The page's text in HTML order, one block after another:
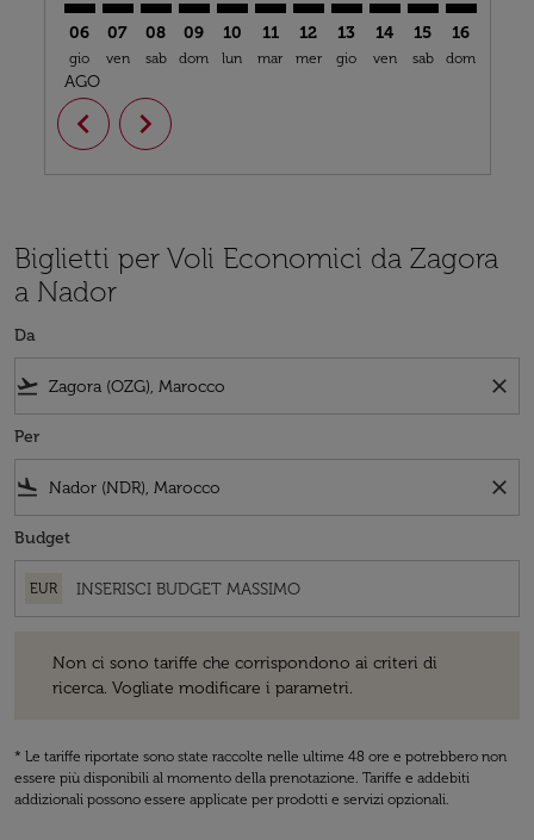
06
gio
AGO
07
ven
08
sab
09
dom
10
lun
11
mar
12
mer
13
gio
14
ven
15
sab
16
dom
chevron_left chevron_right
Biglietti per Voli Economici da Zagora
a Nador
Da
flight_takeoff close
Per
flight_land close
Budget
EUR
Non ci sono tariffe che corrispondono ai criteri di
ricerca. Vogliate modificare i parametri.
* Le tariffe riportate sono state raccolte nelle ultime 48 ore e potrebbero non
essere più disponibili al momento della prenotazione. Tariffe e addebiti
addizionali possono essere applicate per prodotti e servizi opzionali.